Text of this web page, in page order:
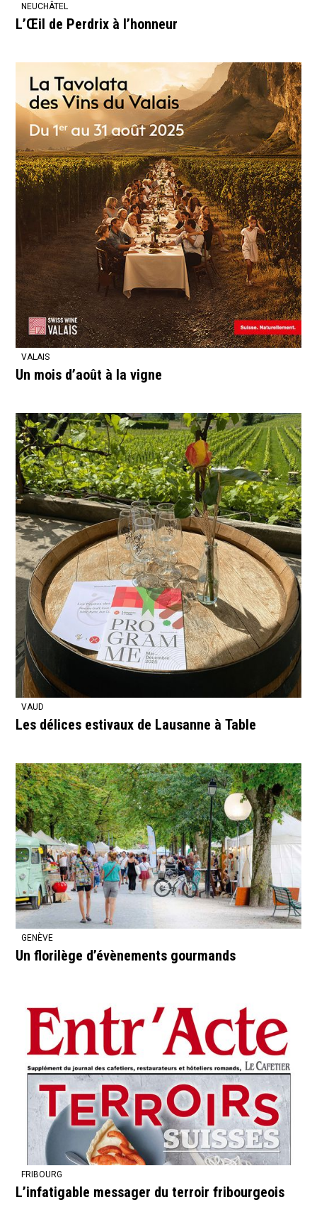
NEUCHÂTEL
L’Œil de Perdrix à l’honneur
VALAIS
Un mois d’août à la vigne
VAUD
Les délices estivaux de Lausanne à Table
GENÈVE
Un florilège d’évènements gourmands
FRIBOURG
L’infatigable messager du terroir fribourgeois